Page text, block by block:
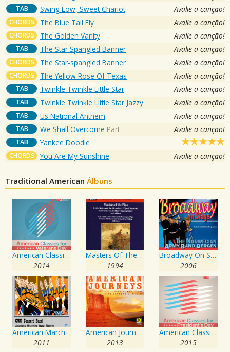
TAB Swing Low, Sweet Chariot Avalie a canção!
CHORDS The Blue Tail Fly Avalie a canção!
CHORDS The Golden Vanity Avalie a canção!
TAB The Star Spangled Banner Avalie a canção!
CHORDS The Star-spangled Banner Avalie a canção!
CHORDS The Yellow Rose Of Texas Avalie a canção!
TAB Twinkle Twinkle Little Star Avalie a canção!
TAB Twinkle Twinkle Little Star Jazzy Avalie a canção!
TAB Us National Anthem Avalie a canção!
TAB We Shall Overcome Part Avalie a canção!
TAB Yankee Doodle
CHORDS You Are My Sunshine Avalie a canção!
Traditional American Álbuns
American Classics for Veterans Day
2014
Masters Of The Pipa
1994
Broadway On Stage
2006
American Marching Band Classics
2011
American Journeys
2013
American Classics for President's Day
2015